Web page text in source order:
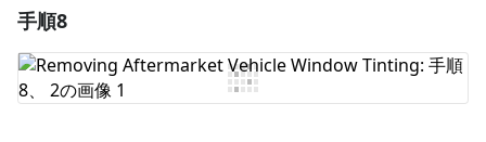
コメントを追加
手順8